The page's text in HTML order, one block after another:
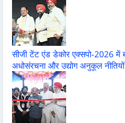
सीजी टेंट एंड डेकोर एक्सपो-2026 में
अधोसंरचना और उद्योग अनुकूल